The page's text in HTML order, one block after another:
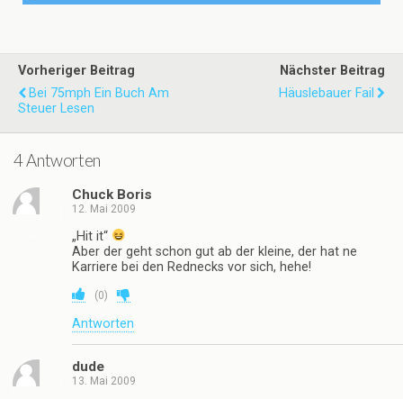
Vorheriger Beitrag
Bei 75mph Ein Buch Am
Steuer Lesen
Nächster Beitrag
Häuslebauer Fail
4 Antworten
Chuck Boris
12. Mai 2009
„Hit it“
Aber der geht schon gut ab der kleine, der hat ne
Karriere bei den Rednecks vor sich, hehe!
(0)
Antworten
dude
13. Mai 2009